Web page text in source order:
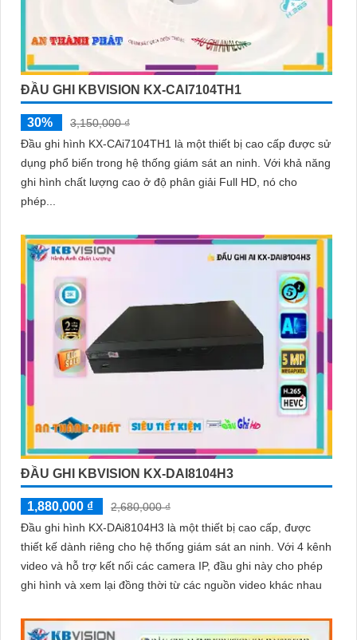
ĐẦU GHI KBVISION KX-CAI7104TH1
30%
3,150,000 ₫
Đầu ghi hình KX-CAi7104TH1 là một thiết bị cao cấp được sử
dụng phổ biến trong hệ thống giám sát an ninh. Với khả năng
ghi hình chất lượng cao ở độ phân giải Full HD, nó cho
phép...
ĐẦU GHI KBVISION KX-DAI8104H3
1,880,000 ₫
2,680,000 ₫
Đầu ghi hình KX-DAi8104H3 là một thiết bị cao cấp, được
thiết kế dành riêng cho hệ thống giám sát an ninh. Với 4 kênh
video và hỗ trợ kết nối các camera IP, đầu ghi này cho phép
ghi hình và xem lại đồng thời từ các nguồn video khác nhau